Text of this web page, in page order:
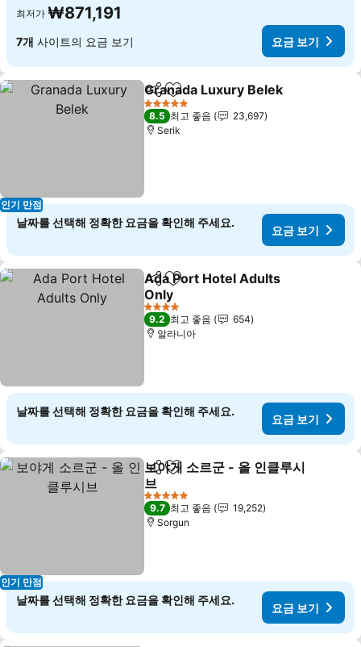
최저가 ₩871,191
7개 사이트의 요금 보기 요금 보기
인기 만점
공유 즐겨찾기에 추가
Granada Luxury Belek
5 성급
8.5 최고 좋음
23,697
Serik
날짜를 선택해 정확한 요금을 확인해 주세요.
요금 보기
공유 즐겨찾기에 추가
Ada Port Hotel Adults
Only
4 성급
9.2 최고 좋음
654
알라니아
날짜를 선택해 정확한 요금을 확인해 주세요.
요금 보기
인기 만점
공유 즐겨찾기에 추가
보야게 소르군 - 올 인클루시
브
5 성급
9.7 최고 좋음
19,252
Sorgun
날짜를 선택해 정확한 요금을 확인해 주세요.
요금 보기